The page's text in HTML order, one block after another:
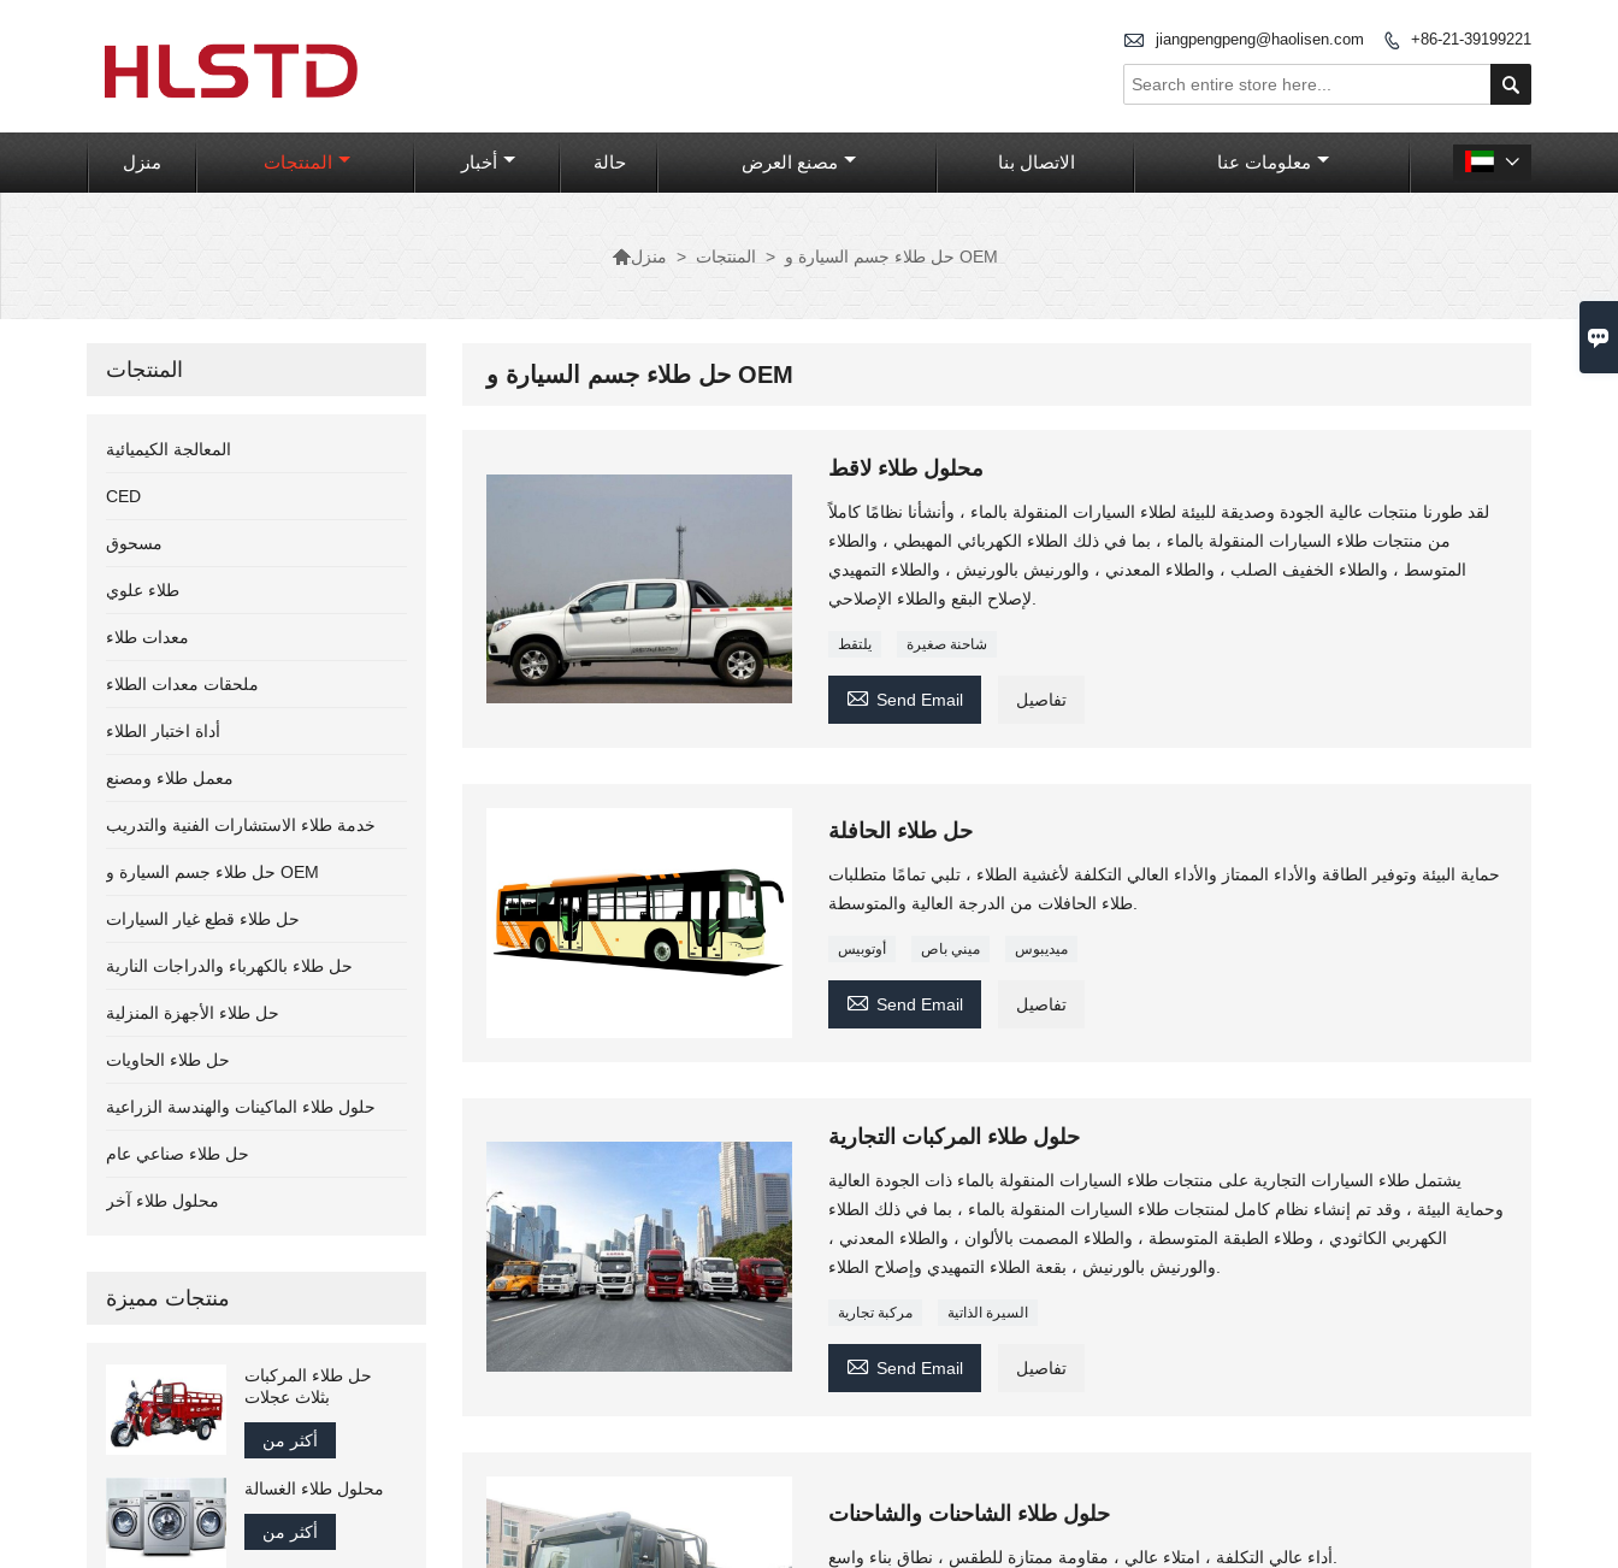

 jiangpengpeng@haolisen.com  +86-21-39199221

منزل المنتجات أخبار حالة مصنع العرض الاتصال بنا معلومات عنا 
منزل > المنتجات > حل طلاء جسم السيارة و OEM
حل طلاء جسم السيارة و OEM
محلول طلاء لاقط
لقد طورنا منتجات عالية الجودة وصديقة للبيئة لطلاء السيارات المنقولة بالماء ، وأنشأنا نظامًا كاملاً
من منتجات طلاء السيارات المنقولة بالماء ، بما في ذلك الطلاء الكهربائي المهبطي ، والطلاء
المتوسط ​​، والطلاء الخفيف الصلب ، والطلاء المعدني ، والورنيش بالورنيش ، والطلاء التمهيدي
يلتقط شاحنة صغيرة
 Send Email تفاصيل
حل طلاء الحافلة
حماية البيئة وتوفير الطاقة والأداء الممتاز والأداء العالي التكلفة لأغشية الطلاء ، تلبي تمامًا متطلبات
طلاء الحافلات من الدرجة العالية والمتوسطة.
أوتوبيس ميني باص ميديبوس
 Send Email تفاصيل
حلول طلاء المركبات التجارية
يشتمل طلاء السيارات التجارية على منتجات طلاء السيارات المنقولة بالماء ذات الجودة العالية
وحماية البيئة ، وقد تم إنشاء نظام كامل لمنتجات طلاء السيارات المنقولة بالماء ، بما في ذلك الطلاء
الكهربي الكاثودي ، وطلاء الطبقة المتوسطة ، والطلاء المصمت بالألوان ، والطلاء المعدني ،
مركبة تجارية السيرة الذاتية
 Send Email تفاصيل
حلول طلاء الشاحنات والشاحنات
المنتجات
المعالجة الكيميائية
CED
مسحوق
طلاء علوي
معدات طلاء
ملحقات معدات الطلاء
أداة اختبار الطلاء
معمل طلاء ومصنع
خدمة طلاء الاستشارات الفنية والتدريب
حل طلاء جسم السيارة و OEM
حل طلاء قطع غيار السيارات
حل طلاء بالكهرباء والدراجات النارية
حل طلاء الأجهزة المنزلية
حل طلاء الحاويات
حلول طلاء الماكينات والهندسة الزراعية
حل طلاء صناعي عام
محلول طلاء آخر
منتجات مميزة
حل طلاء المركبات
بثلاث عجلات
أكثر من
محلول طلاء الغسالة
أكثر من